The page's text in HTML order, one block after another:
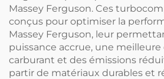
Massey Ferguson. Ces
conçus pour optimiser la
Massey Ferguson, leur
puissance accrue, une
carburant et des émissions
partir de matériaux durables et